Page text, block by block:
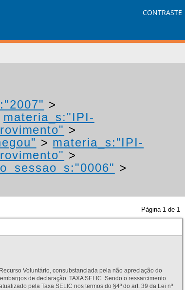
CONTRASTE
>
materia_s:"IPI-
>
> materia_s:"IPI-
>
>
Página 1 de 1
Voluntário, consubstanciada pela não apreciação do
de declaração. TAXA SELIC. Sendo o ressarcimento
pela Taxa SELIC nos termos do §4º do art. 39 da Lei nº